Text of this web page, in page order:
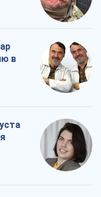
в